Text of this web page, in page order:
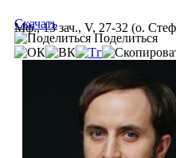
Мф., 13 зач., V, 27-32 (о.
Скачать
Поделиться